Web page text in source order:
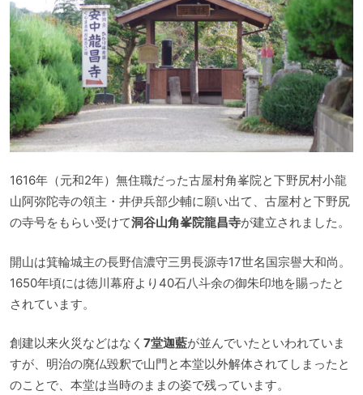
1616年（元和2年）無住職だった古屋村角峯院と下野尻村小龍
山阿弥陀寺の領主・井伊兵部少輔に願い出て、古屋村と下野尻
の寺号をもらい受けて洞谷山角峯院龍昌寺が建立されました。
開山は箕輪城主の長野信濃守三男長源寺17世名国宗譽大和尚。
1650年頃には徳川幕府より40石八斗余の御朱印地を賜ったと
されています。
創建以来火災などはなく 7堂迦藍が並んでいたといわれていま
すが、明治の廃仏毀釈で山門と本堂以外解体されてしまったと
のことで、本堂は当時のままの姿で残っています。